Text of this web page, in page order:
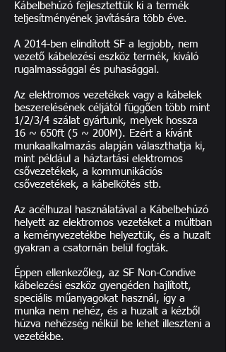
Kábelbehúzó fejlesztettük ki a termék
teljesítményének javítására több éve.
A 2014-ben elindított SF a legjobb, nem
vezető kábelezési eszköz termék, kiváló
rugalmassággal és puhasággal.
Az elektromos vezetékek vagy a kábelek
beszerelésének céljától függően több mint
1/2/3/4 szálat gyártunk, melyek hossza
16 ~ 650ft (5 ~ 200M). Ezért a kívánt
munkaalkalmazás alapján választhatja ki,
mint például a háztartási elektromos
csővezetékek, a kommunikációs
csővezetékek, a kábelkötés stb.
Az acélhuzal használatával a Kábelbehúzó
helyett az elektromos vezetéket a múltban
a keményvezetékbe helyeztük, és a huzalt
gyakran a csatornán belül fogták.
Éppen ellenkezőleg, az SF Non-Condive
kábelezési eszköz gyengéden hajlított,
speciális műanyagokat használ, így a
munka nem nehéz, és a huzalt a kézből
húzva nehézség nélkül be lehet illeszteni a
vezetékbe.